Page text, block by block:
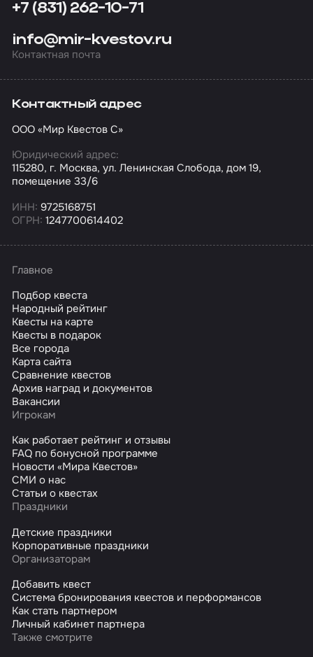
+7 (831) 262-10-71
info@mir-kvestov.ru
Контактная почта
Контактный адрес
ООО «Мир Квестов С»
Юридический адрес:
115280, г. Москва, ул. Ленинская Слобода, дом 19,
помещение 33/6
ИНН: 9725168751
ОГРН: 1247700614402
Главное
Подбор квеста
Народный рейтинг
Квесты на карте
Квесты в подарок
Все города
Карта сайта
Сравнение квестов
Архив наград и документов
Вакансии
Игрокам
Как работает рейтинг и отзывы
FAQ по бонусной программе
Новости «Мира Квестов»
СМИ о нас
Статьи о квестах
Праздники
Детские праздники
Корпоративные праздники
Организаторам
Добавить квест
Система бронирования квестов и перформансов
Как стать партнером
Личный кабинет партнера
Также смотрите